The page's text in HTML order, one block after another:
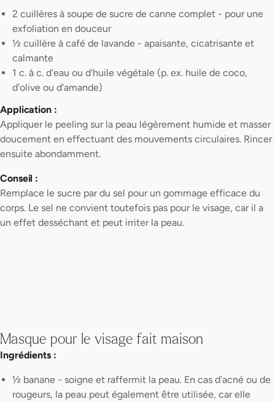
2 cuillères à soupe de sucre de canne complet - pour une
exfoliation en douceur
½ cuillère à café de lavande - apaisante, cicatrisante et
calmante
1 c. à c. d'eau ou d'huile végétale (p. ex. huile de coco,
d'olive ou d'amande)
Application :
Appliquer le peeling sur la peau légèrement humide et masser
doucement en effectuant des mouvements circulaires. Rincer
ensuite abondamment.
Conseil :
Remplace le sucre par du sel pour un gommage efficace du
corps. Le sel ne convient toutefois pas pour le visage, car il a
un effet desséchant et peut irriter la peau.
Masque pour le visage fait maison
Ingrédients :
½ banane - soigne et raffermit la peau. En cas d'acné ou de
rougeurs, la peau peut également être utilisée, car elle